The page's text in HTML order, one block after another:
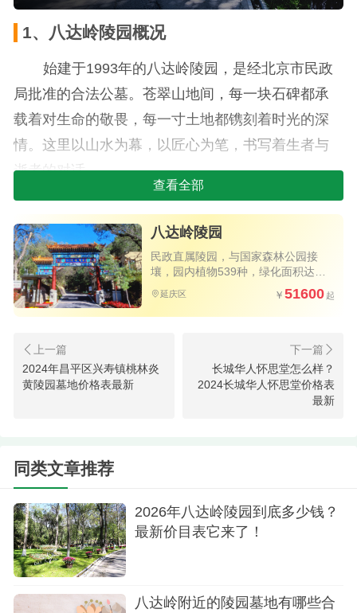
1、 八达岭陵园概况
始建于1993年的八达岭陵园，是经北京市民政
局批准的合法公墓。苍翠山地间，每一块石碑都承
载着对生命的敬畏，每一寸土地都镌刻着时光的深
情。这里以山水为幕，以匠心为笔，书写着生者与
逝者的对话。
2、八达岭陵园最新价格多少
生态壁葬：6万、7万、8万三阶可选，以天然石
材镌刻简约纹样，景观四季养护，让思念如松柏常
青。
木共呼吸，寓意生命归于大地，宁静而深远。
立碑铭志：10万至16万元区间，传统形制中融
查看全部
八达岭陵园
民政直属陵园，与国家森林公园接
壤，园内植物539种，绿化面积达
延庆区 51600
2024年昌平区兴寿镇桃林炎
黄陵园墓地价格表最新
长城华人怀思堂怎么样？
2024长城华人怀思堂价格表
最新
同类文章推荐
2026年八达岭陵园到底多少钱？
最新价目表它来了！
八达岭附近的陵园墓地有哪些合